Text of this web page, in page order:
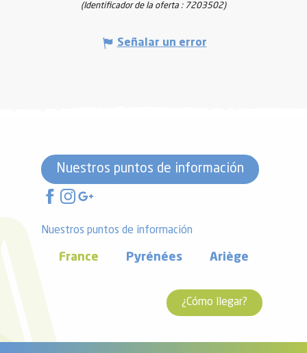
(Identificador de la oferta : 7203502)
Señalar un error
Nuestros puntos de información
Nuestros puntos de información
France Pyrénées Ariège
¿Cómo llegar?